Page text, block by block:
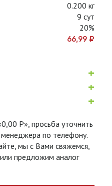
0.200 кг
9 сут
20%
66,99 ₽
+
+
+
Р», просьба уточнить
по телефону.
мы с Вами свяжемся,
предложим аналог